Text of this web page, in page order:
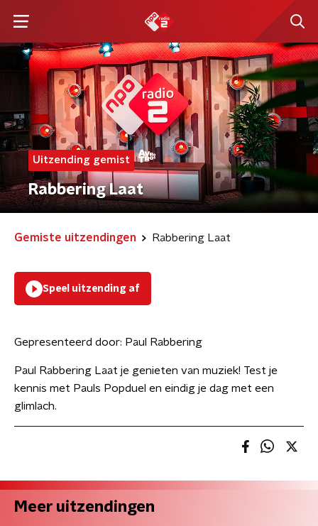
Uitzending gemist
Rabbering Laat
Gemiste uitzendingen Rabbering Laat
Speel uitzending af
Gepresenteerd door: Paul Rabbering
Paul Rabbering Laat je genieten van muziek! Test je
kennis met Pauls Popduel en eindig je dag met een
glimlach.
Meer uitzendingen